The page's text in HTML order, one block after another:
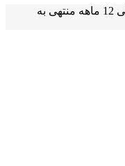
صورت های مالی 12 ماهه منتهی به